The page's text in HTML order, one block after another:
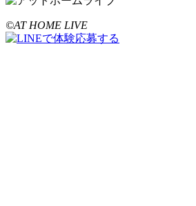
©AT HOME LIVE